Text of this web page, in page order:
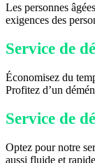
Les personnes
exigences des
Service de
Économisez du
Profitez d’un
Service de
Optez pour notre
aussi fluide et